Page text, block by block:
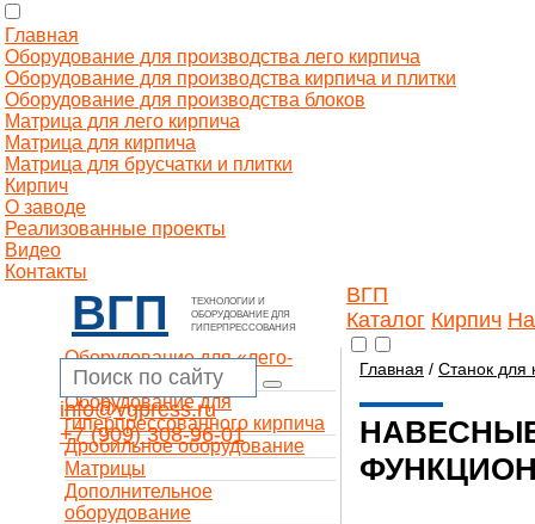
Главная
Оборудование для производства лего кирпича
Оборудование для производства кирпича и плитки
Оборудование для производства блоков
Матрица для лего кирпича
Матрица для кирпича
Матрица для брусчатки и плитки
Кирпич
О заводе
Реализованные проекты
Видео
Контакты
ВГП
ТЕХНОЛОГИИ И
ОБОРУДОВАНИЕ ДЛЯ
ГИПЕРПРЕССОВАНИЯ
ВГП
Каталог Кирпич
info@vgpress.ru
+7 (909) 308-96-01
Оборудование для «лего-
кирпича»
Оборудование для
гиперпрессованного кирпича
Дробильное оборудование
Матрицы
Дополнительное
оборудование
Главная / Станок для